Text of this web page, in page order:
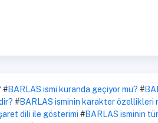
#BARLAS ismi kuranda geçiyor mu? #
#BARLAS isminin karakter özellikleri
dili ile gösterimi #BARLAS isminin